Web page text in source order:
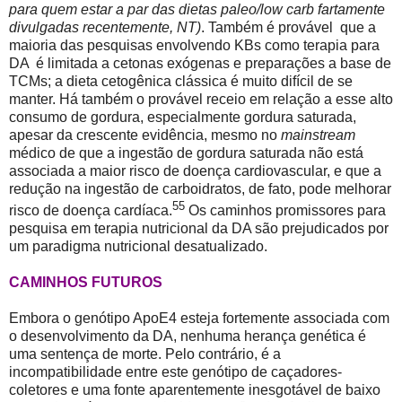
para quem estar a par das dietas paleo/low carb fartamente
divulgadas recentemente, NT). Também é provável
que a
maioria das pesquisas envolvendo KBs como terapia para
DA é limitada a cetonas exógenas e preparações a base de
TCMs; a dieta cetogênica clássica é muito difícil de se
manter. Há também o provável receio em relação a esse alto
consumo de gordura, especialmente gordura saturada,
apesar da crescente evidência, mesmo no mainstream
médico de que a ingestão de gordura saturada não está
associada a maior risco de doença cardiovascular, e que a
redução na ingestão de carboidratos, de fato, pode melhorar
risco de doença cardíaca.55 Os caminhos promissores para
pesquisa em terapia nutricional da DA são prejudicados por
um paradigma nutricional desatualizado.
CAMINHOS FUTUROS
Embora o genótipo ApoE4 esteja fortemente associada com
o desenvolvimento da DA, nenhuma herança genética é
uma sentença de morte. Pelo contrário, é a
incompatibilidade entre este genótipo de caçadores-
coletores e uma fonte aparentemente inesgotável de baixo